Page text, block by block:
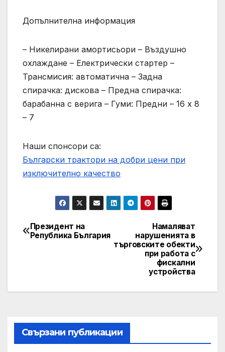
Допълнителна информация
– Никелирани амортисьори – Въздушно
охлаждане – Електрически стартер –
Трансмисия: автоматична – Задна
спирачка: дискова – Предна спирачка:
барабанна с верига – Гуми: Предни – 16 х 8
– 7
Наши спонсори са:
Български трактори на добри цени при
изключително качество
Post
Намаляват
нарушенията в
търговските обекти
при работа с
фискални
устройства
Президент на
Република България
Свързани публикации